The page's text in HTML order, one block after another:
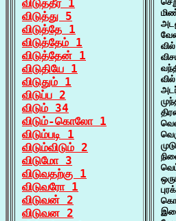
விடுத்தீர் 1
விடுத்து 5
விடுத்தே 1
விடுத்தேம் 1
விடுத்தேன் 1
விடுதியே 1
விடுதும் 1
விடுப்ப 2
விடும் 34
விடும்-கொலோ 1
விடும்படி 1
விடும்விடும் 2
விடுமோ 3
விடுவதற்கு 1
விடுவரோ 1
விடுவன் 2
விடுவன 2